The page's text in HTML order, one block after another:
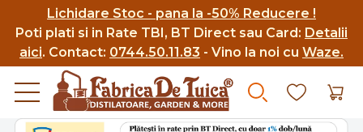
Lichidare Stoc - pana la -50% Reducere !
Poti plati si in Rate TBI, BT Direct sau Card: Detalii
aici. Contact: 0744.50.11.83 - Vino la noi cu Waze.